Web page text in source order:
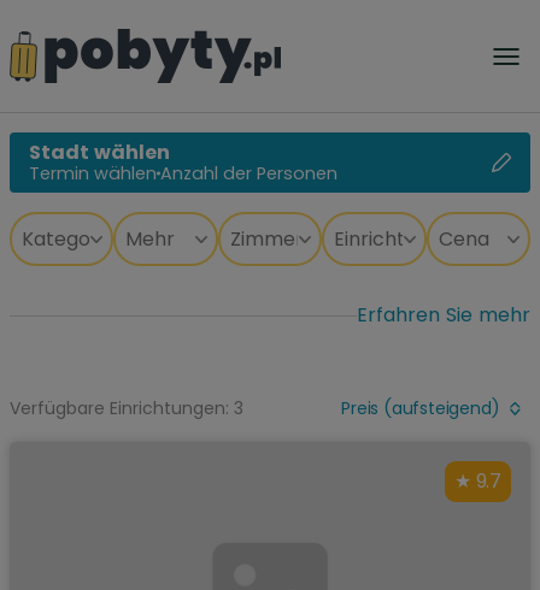
Stadt wählen
Termin wählen Anzahl der Personen
Erfahren Sie mehr
Verfügbare Einrichtungen: 3 Preis (aufsteigend)
9.7